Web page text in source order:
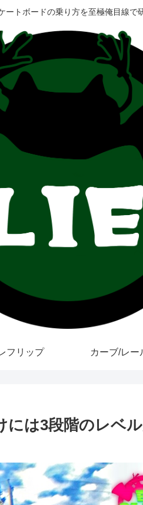
トボードの乗り方を至極俺目線で
フリップ カーブ/レー
には3段階のレベ